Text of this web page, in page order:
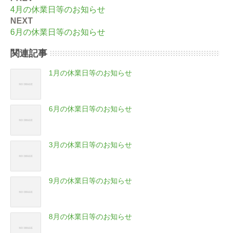
4月の休業日等のお知らせ
NEXT
6月の休業日等のお知らせ
関連記事
1月の休業日等のお知らせ
6月の休業日等のお知らせ
3月の休業日等のお知らせ
9月の休業日等のお知らせ
8月の休業日等のお知らせ